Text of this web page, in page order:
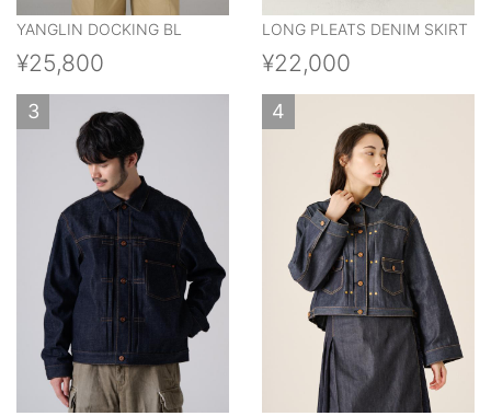
YANGLIN DOCKING BL
¥25,800
LONG PLEATS DENIM SKIRT
¥22,000
3 4